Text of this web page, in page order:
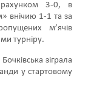
3-0, в
внічию 1-1 та за
м’ячів
турніру.
зіграла
у стартовому